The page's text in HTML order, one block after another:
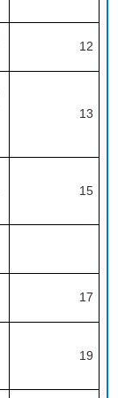
12
13
15
17
19